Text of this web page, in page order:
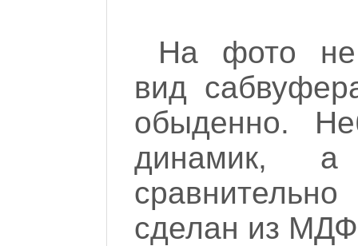
На фото не
вид
обыденно.
динамик, а
сделан из